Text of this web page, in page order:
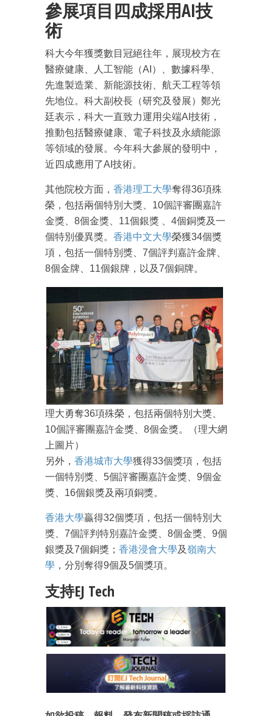
參展項目四成採用AI技
術
科大今年獲獎數目冠絕往年，展現校方在
醫療健康、人工智能（AI）、數據科學、
先進製造業、新能源技術、航天工程等領
先地位。科大副校長（研究及發展）鄭光
廷表示，科大一直致力運用尖端AI技術，
推動包括醫療健康、電子科技及永續能源
等領域的發展。今年科大參展的發明中，
近四成應用了AI技術。
其他院校方面， 香港理工大學奪得36項殊
榮，包括兩個特別大獎、10個評審團嘉許
金獎、8個金獎、11個銀獎 、4個銅獎及一
個特別優異獎。 香港中文大學榮獲34個獎
項，包括一個特別獎、7個評判嘉許金牌、
8個金牌、11個銀牌，以及7個銅牌。
理大勇奪36項殊榮，包括兩個特別大獎、
10個評審團嘉許金獎、8個金獎。（理大網
上圖片）
另外， 香港城市大學獲得33個獎項，包括
一個特別獎、5個評審團嘉許金獎、9個金
獎、16個銀獎及兩項銅獎。
香港大學贏得32個獎項，包括一個特別大
獎、7個評判特別嘉許金獎、8個金獎、9個
銀獎及7個銅獎； 香港浸會大學及嶺南大
學 ，分別奪得9個及5個獎項。
支持EJ Tech
成為 EJ Tech 會員
最新資訊（附創業懶人包）
箱！